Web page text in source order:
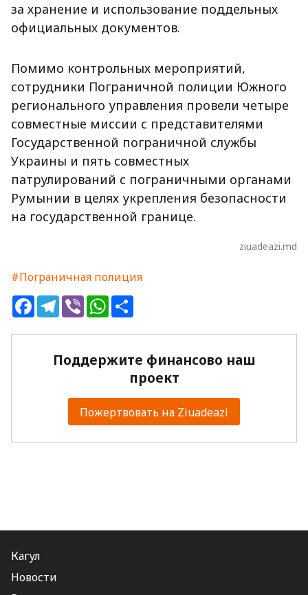
за хранение и использование поддельных
официальных документов.
Помимо контрольных мероприятий,
сотрудники Пограничной полиции Южного
регионального управления провели четыре
совместные миссии с представителями
Государственной пограничной службы
Украины и пять совместных
патрулирований с пограничными органами
Румынии в целях укрепления безопасности
на государственной границе.
ziuadeazi.md
#Пограничная полиция
FacebookTelegram
ViberWhatsApp
Поддержите финансово наш
проект
Пожертвовать на Ziuadeazi
Кагул
Новости